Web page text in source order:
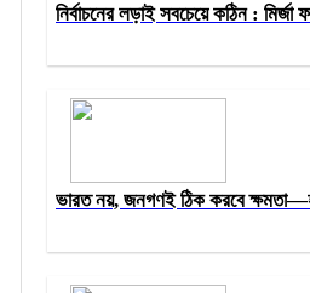
নির্বাচনের লড়াই সবচেয়ে কঠিন :
ভারত নয়, জনগণই ঠিক করবে